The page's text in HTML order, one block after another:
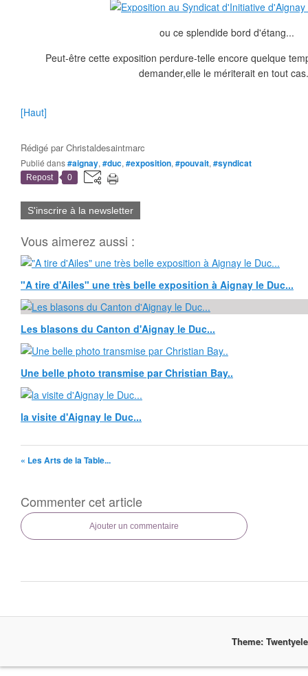
ou ce splendide bord d'étang...
Peut-être cette exposition perdure-telle encore quelque
demander,elle le mériterait en tout
[Haut]
Rédigé parChristaldesaintmarc
Publié dans#aignay, #duc, #exposition, #pouvait, #syndicat
Repost 0
S'inscrire à la newsletter
Vous aimerez aussi :
"A tire d'Ailes" une très belle exposition à Aignay le Duc...
Les blasons du Canton d'Aignay le Duc...
Une belle photo transmise par Christian Bay..
la visite d'Aignay le Duc...
« Les Arts de la Table...
Commenter cet article
Ajouter un commentaire
Theme: